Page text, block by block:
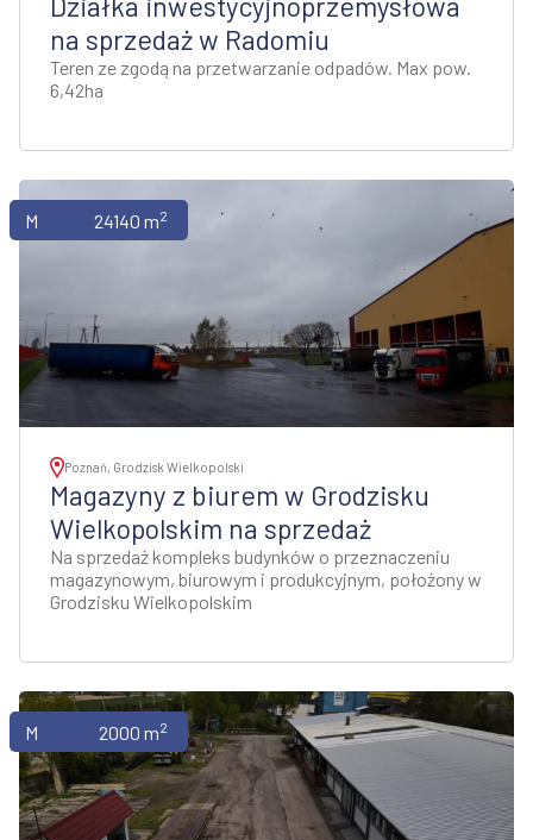
na sprzedaż w Radomiu
Teren ze zgodą na przetwarzanie odpadów. Max pow.
6,42ha
Magazyny24140 m2
Poznań, Grodzisk Wielkopolski
Magazyny z biurem w Grodzisku
Wielkopolskim na sprzedaż
Na sprzedaż kompleks budynków o przeznaczeniu
magazynowym, biurowym i produkcyjnym, położony w
Grodzisku Wielkopolskim
Magazyny2000 m2